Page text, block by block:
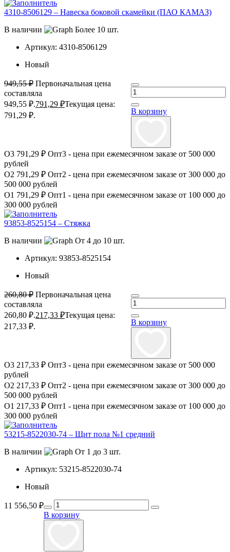
4310-8506129 – Навеска боковой скамейки (ПАО КАМАЗ)
В наличии
Более 10 шт.
Артикул: 4310-8506129
Новый
949,55₽ Первоначальная цена
составляла
949,55 ₽.791,29 ₽Текущая цена:
791,29 ₽.
В корзину
О3 791,29 ₽ Опт3 - цена при ежемесячном заказе от 500 000
рублей
О2 791,29 ₽ Опт2 - цена при ежемесячном заказе от 300 000 до
500 000 рублей
О1 791,29 ₽ Опт1 - цена при ежемесячном заказе от 100 000 до
300 000 рублей
93853-8525154 – Стяжка
В наличии
От 4 до 10 шт.
Артикул: 93853-8525154
Новый
260,80₽ Первоначальная цена
составляла
260,80 ₽.217,33 ₽Текущая цена:
217,33 ₽.
В корзину
О3 217,33 ₽ Опт3 - цена при ежемесячном заказе от 500 000
рублей
О2 217,33 ₽ Опт2 - цена при ежемесячном заказе от 300 000 до
500 000 рублей
О1 217,33 ₽ Опт1 - цена при ежемесячном заказе от 100 000 до
300 000 рублей
53215-8522030-74 – Щит пола №1 средний
В наличии
От 1 до 3 шт.
Артикул: 53215-8522030-74
Новый
11 556,50 ₽
В корзину